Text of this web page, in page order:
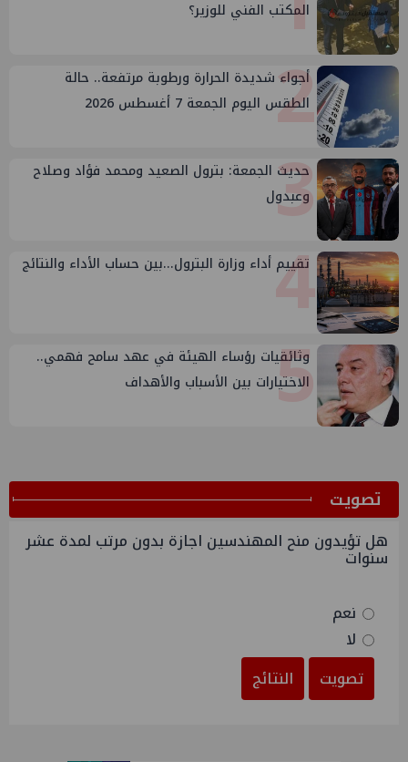
المكتب الفني للوزير؟
2
أجواء شديدة الحرارة ورطوبة مرتفعة.. حالة
الطقس اليوم الجمعة 7 أغسطس 2026
3
حديث الجمعة: بترول الصعيد ومحمد فؤاد وصلاح
وعبدول
4
تقييم أداء وزارة البترول...بين حساب الأداء والنتائج
5
وثائقيات رؤساء الهيئة في عهد سامح فهمي..
الاختيارات بين الأسباب والأهداف
ﺗﺼﻮﻳﺖ
هل تؤيدون منح المهندسين اجازة بدون مرتب لمدة عشر
سنوات
نعم
لا
تصويت
النتائج